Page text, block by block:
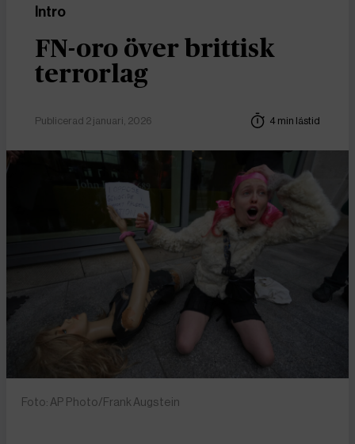
Intro
FN-oro över brittisk
terrorlag
Publicerad 2 januari, 2026 4 min lästid
Foto: AP Photo/Frank Augstein